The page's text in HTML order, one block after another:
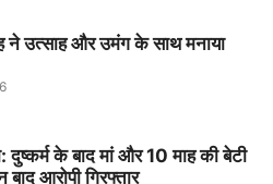
ने उत्साह और उमंग के साथ मनाया
दुष्कर्म के बाद मां और 10 माह की बेटी
बाद आरोपी गिरफ्तार